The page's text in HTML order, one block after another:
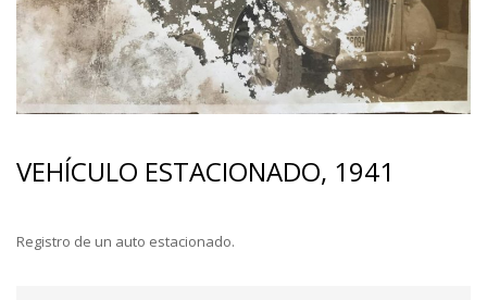
VEHÍCULO ESTACIONADO, 1941
Registro de un auto estacionado.